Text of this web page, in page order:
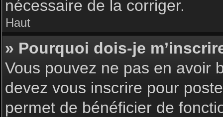
nécessaire de la corriger.
Haut
» Pourquoi dois-je
Vous pouvez ne pas en avoir
devez vous inscrire pour
permet de bénéficier de